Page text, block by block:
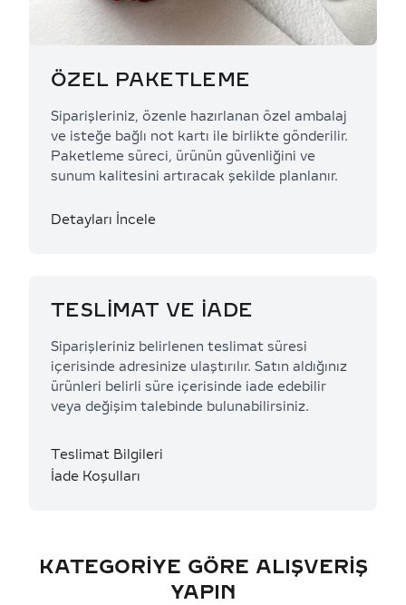
ÖZEL PAKETLEME
Siparişleriniz, özenle hazırlanan özel ambalaj
ve isteğe bağlı not kartı ile birlikte gönderilir.
Paketleme süreci, ürünün güvenliğini ve
sunum kalitesini artıracak şekilde planlanır.
Detayları İncele
TESLİMAT VE İADE
Siparişleriniz belirlenen teslimat süresi
içerisinde adresinize ulaştırılır. Satın aldığınız
ürünleri belirli süre içerisinde iade edebilir
veya değişim talebinde bulunabilirsiniz.
Teslimat Bilgileri
İade Koşulları
KATEGORIYE GÖRE ALIŞVERIŞ
YAPIN